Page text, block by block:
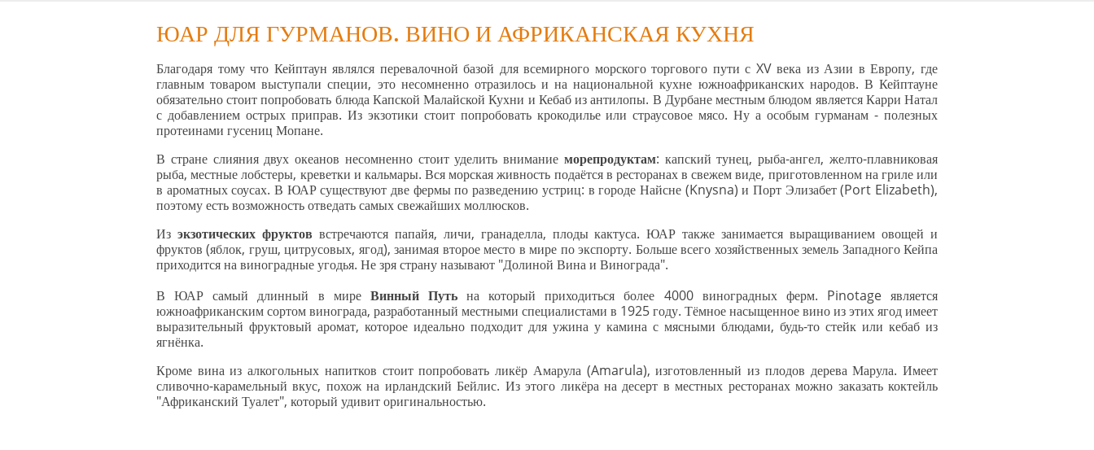
Благодаря тому что Кейптаун являлся перевалочной базой для всемирного морского торгового пути с XV века из Азии в Европу, где
главным товаром выступали специи, это несомненно отразилось и на национальной кухне южноафриканских народов. В Кейптауне
обязательно стоит попробовать блюда Капской Малайской Кухни и Кебаб из антилопы. В Дурбане местным блюдом является Карри Натал
с добавлением острых приправ. Из экзотики стоит попробовать крокодилье или страусовое мясо. Ну а особым гурманам - полезных
протеинами гусениц Мопане.
В стране слияния двух океанов несомненно стоит уделить внимание морепродуктам: капский тунец, рыба-ангел, желто-плавниковая
рыба, местные лобстеры, креветки и кальмары. Вся морская живность подаётся в ресторанах в свежем виде, приготовленном на гриле или
в ароматных соусах. В ЮАР существуют две фермы по разведению устриц: в городе Найсне (Knysna) и Порт Элизабет (Port Elizabeth),
поэтому есть возможность отведать самых свежайших моллюсков.
Из экзотических фруктов встречаются папайя, личи, гранаделла, плоды кактуса. ЮАР также занимается выращиванием овощей и
фруктов (яблок, груш, цитрусовых, ягод), занимая второе место в мире по экспорту. Больше всего хозяйственных земель Западного Кейпа
приходится на виноградные угодья. Не зря страну называют "Долиной Вина и Винограда".
В ЮАР самый длинный в мире Винный Путьна который приходиться более 4000 виноградных ферм. Pinotage является
южноафриканским сортом винограда, разработанный местными специалистами в 1925 году. Тёмное насыщенное вино из этих ягод имеет
выразительный фруктовый аромат, которое идеально подходит для ужина у камина с мясными блюдами, будь-то стейк или кебаб из
ягнёнка.
Кроме вина из алкогольных напитков стоит попробовать ликёр Амарула (Amarula), изготовленный из плодов дерева Марула. Имеет
сливочно-карамельный вкус, похож на ирландский Бейлис. Из этого ликёра на десерт в местных ресторанах можно заказать коктейль
"Африканский Туалет", который удивит оригинальностью.
ЮАР ДЛЯ ГУРМАНОВ. ВИНО И АФРИКАНСКАЯ КУХНЯ